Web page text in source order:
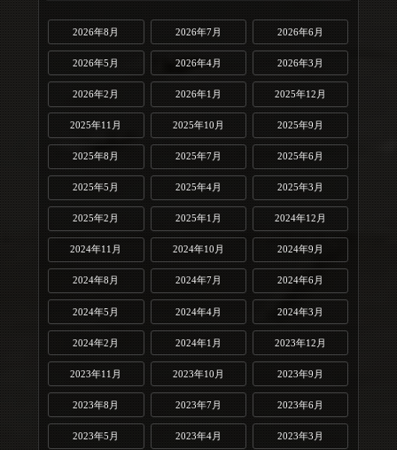
2026年8月 2026年7月 2026年6月
2026年5月 2026年4月 2026年3月
2026年2月 2026年1月 2025年12月
2025年11月 2025年10月 2025年9月
2025年8月 2025年7月 2025年6月
2025年5月 2025年4月 2025年3月
2025年2月 2025年1月 2024年12月
2024年11月 2024年10月 2024年9月
2024年8月 2024年7月 2024年6月
2024年5月 2024年4月 2024年3月
2024年2月 2024年1月 2023年12月
2023年11月 2023年10月 2023年9月
2023年8月 2023年7月 2023年6月
2023年5月 2023年4月 2023年3月